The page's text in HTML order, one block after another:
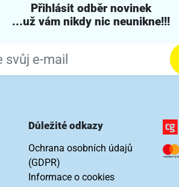
Přihlásit odběr novinek
...už vám nikdy nic neunikne!!!
Důležité odkazy
Ochrana osobních údajů
(GDPR)
Informace o cookies